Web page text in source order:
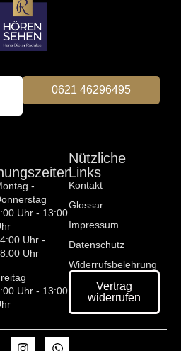
0621 46296495
-
Uhr - 13:00
Uhr -
Uhr
Uhr - 13:00
Nützliche
Links
Kontakt
Glossar
Impressum
Datenschutz
Widerrufsbelehrung
Vertrag
widerrufen